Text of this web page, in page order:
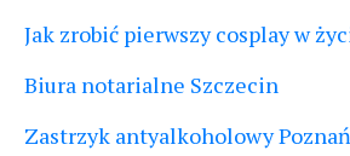
Jak zrobić pierwszy cosplay w
Biura notarialne Szczecin
Zastrzyk antyalkoholowy Poznań